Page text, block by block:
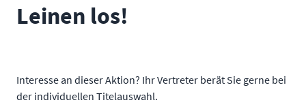
Leinen los!
Interesse an dieser Aktion? Ihr Vertreter berät Sie gerne bei
der individuellen Titelauswahl.